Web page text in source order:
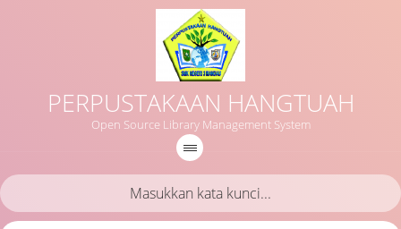
PERPUSTAKAAN HANGTUAH
Open Source Library Management System